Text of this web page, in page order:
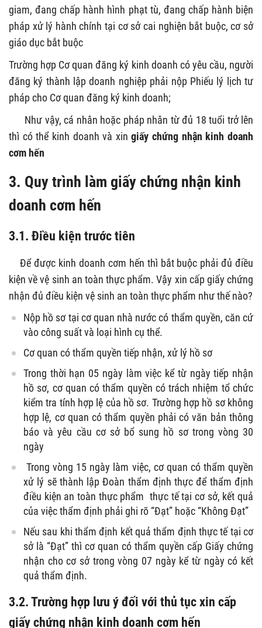
giam, đang chấp hành hình phạt tù, đang chấp hành biện
pháp xử lý hành chính tại cơ sở cai nghiện bắt buộc, cơ sở
giáo dục bắt buộc
Trường hợp Cơ quan đăng ký kinh doanh có yêu cầu, người
đăng ký thành lập doanh nghiệp phải nộp Phiếu lý lịch tư
pháp cho Cơ quan đăng ký kinh doanh;
Như vậy, cá nhân hoặc pháp nhân từ đủ 18 tuổi trở lên
thì có thể kinh doanh và xingiấy chứng nhận kinh doanh
cơm hến
3. Quy trình làm giấy chứng nhận kinh
doanh cơm hến
3.1. Điều kiện trước tiên
Để được kinh doanh cơm hến thì bắt buộc phải đủ điều
kiện về vệ sinh an toàn thực phẩm. Vậy xin cấp giấy chứng
nhận đủ điều kiện vệ sinh an toàn thực phẩm như thế nào?
Nộp hồ sơ tại cơ quan nhà nước có thẩm quyền, căn cứ
vào công suất và loại hình cụ thể.
Cơ quan có thẩm quyền tiếp nhận, xử lý hồ sơ
Trong thời hạn 05 ngày làm việc kể từ ngày tiếp nhận
hồ sơ, cơ quan có thẩm quyền có trách nhiệm tổ chức
kiểm tra tính hợp lệ của hồ sơ. Trường hợp hồ sơ không
hợp lệ, cơ quan có thẩm quyền phải có văn bản thông
báo và yêu cầu cơ sở bổ sung hồ sơ trong vòng 30
ngày
Trong vòng 15 ngày làm việc, cơ quan có thẩm quyền
xử lý sẽ thành lập Đoàn thẩm định thực để thẩm định
điều kiện an toàn thực phẩm thực tế tại cơ sở, kết quả
của việc thẩm định phải ghi rõ “Đạt” hoặc “Không Đạt”
Nếu sau khi thẩm định kết quả thẩm định thực tế tại cơ
sở là “Đạt” thì cơ quan có thẩm quyền cấp Giấy chứng
nhận cho cơ sở trong vòng 07 ngày kể từ ngày có kết
quả thẩm định.
3.2. Trường hợp lưu ý đối với thủ tục xin cấp
giấy chứng nhận kinh doanh cơm hến